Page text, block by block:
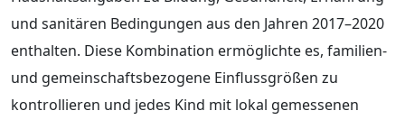
und sanitären Bedingungen aus den Jahren 2017–2020
enthalten. Diese Kombination ermöglichte es, familien-
und gemeinschaftsbezogene Einflussgrößen zu
kontrollieren und jedes Kind mit lokal gemessenen